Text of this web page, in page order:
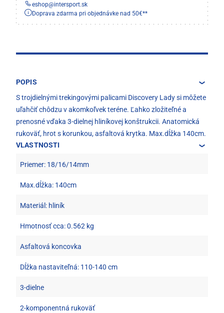
eshop@intersport.sk
Doprava zdarma pri objednávke nad 50€**
POPIS
S trojdielnými trekingovými palicami Discovery Lady si môžete
uľahčiť chôdzu v akomkoľvek teréne. Ľahko zložiteľné a
prenosné vďaka 3-dielnej hliníkovej konštrukcii. Anatomická
rukoväť, hrot s korunkou, asfaltová krytka. Max.dĺžka 140cm.
VLASTNOSTI
Priemer: 18/16/14mm
Max.dĺžka: 140cm
Materiál: hliník
Hmotnosť cca: 0.562 kg
Asfaltová koncovka
Dĺžka nastaviteľná: 110-140 cm
3-dielne
2-komponentná rukoväť